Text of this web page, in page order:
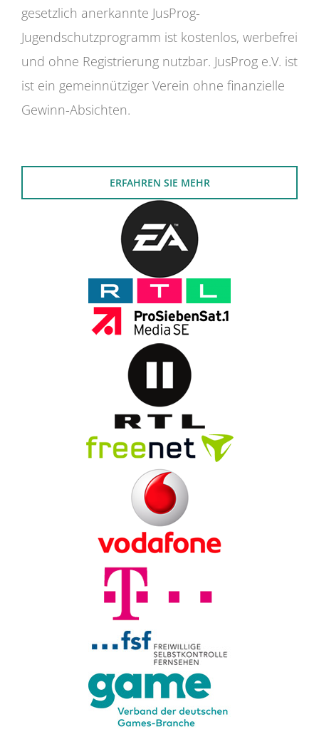
gesetzlich anerkannte JusProg-
Jugendschutzprogramm ist kostenlos, werbefrei
und ohne Registrierung nutzbar. JusProg e.V. ist
ist ein gemeinnütziger Verein ohne finanzielle
Gewinn-Absichten.
ERFAHREN SIE MEHR